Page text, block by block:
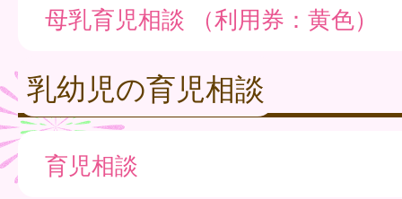
母乳育児相談 （利用券：黄色）
乳幼児の育児相談
育児相談